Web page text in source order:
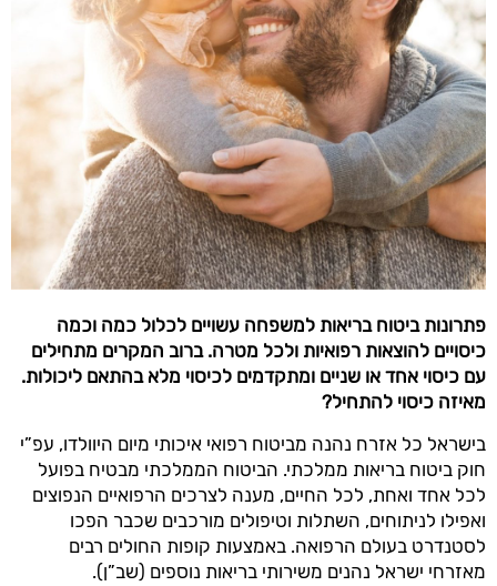
פתרונות ביטוח בריאות למשפחה עשויים לכלול כמה וכמה
כיסויים להוצאות רפואיות ולכל מטרה. ברוב המקרים מתחילים
עם כיסוי אחד או שניים ומתקדמים לכיסוי מלא בהתאם ליכולות.
מאיזה כיסוי להתחיל?
בישראל כל אזרח נהנה מביטוח רפואי איכותי מיום היוולדו, עפ”י
חוק ביטוח בריאות ממלכתי. הביטוח הממלכתי מבטיח בפועל
לכל אחד ואחת, לכל החיים, מענה לצרכים הרפואיים הנפוצים
ואפילו לניתוחים, השתלות וטיפולים מורכבים שכבר הפכו
לסטנדרט בעולם הרפואה. באמצעות קופות החולים רבים
מאזרחי ישראל נהנים משירותי בריאות נוספים (שב”ן).